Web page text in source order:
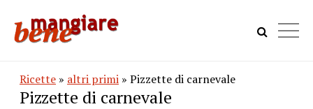
Ricette » altri primi » Pizzette di carnevale
Pizzette di carnevale